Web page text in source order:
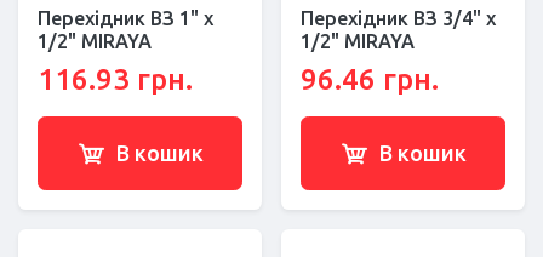
Перехідник ВЗ 1" x
1/2" MIRAYA
116.93 грн.
В кошик
Перехідник ВЗ 3/4" x
1/2" MIRAYA
96.46 грн.
В кошик